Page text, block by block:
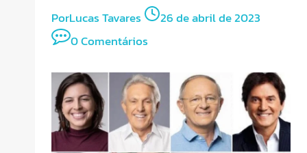
PorLucas Tavares
26 de abril de 2023
0 Comentários